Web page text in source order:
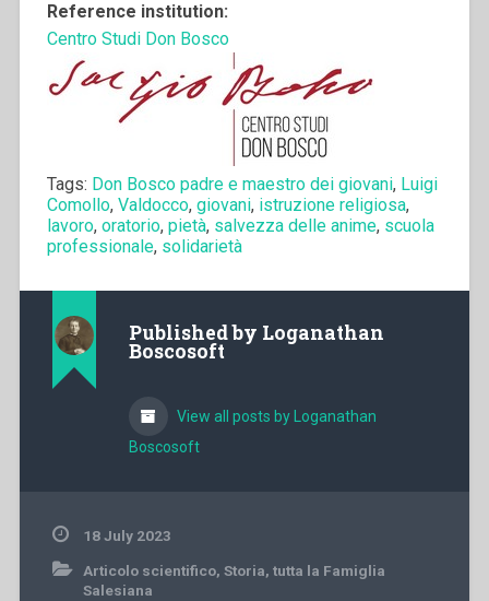
Reference institution:
Centro Studi Don Bosco
Tags: Don Bosco padre e maestro dei giovani, Luigi
Comollo, Valdocco, giovani, istruzione religiosa,
lavoro, oratorio, pietà, salvezza delle anime, scuola
professionale, solidarietà
Published by Loganathan
Boscosoft
View all posts by Loganathan
Boscosoft
18 July 2023
Articolo scientifico, Storia, tutta la Famiglia
Salesiana